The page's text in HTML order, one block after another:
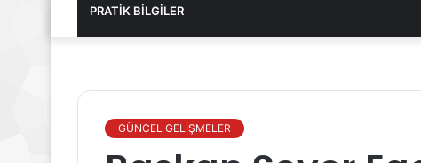
PRATİK BİLGİLER
GÜNCEL GELİŞMELER